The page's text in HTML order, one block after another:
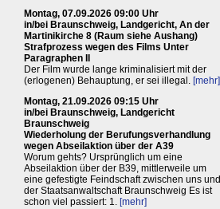
Montag, 07.09.2026 09:00 Uhr
in/bei Braunschweig, Landgericht, An der
Martinikirche 8 (Raum siehe Aushang)
Strafprozess wegen des Films Unter
Paragraphen II
Der Film wurde lange kriminalisiert mit der
(erlogenen) Behauptung, er sei illegal. [mehr]
Montag, 21.09.2026 09:15 Uhr
in/bei Braunschweig, Landgericht
Braunschweig
Wiederholung der Berufungsverhandlung
wegen Abseilaktion über der A39
Worum gehts? Ursprünglich um eine
Abseilaktion über der B39, mittlerweile um
eine gefestigte Feindschaft zwischen uns und
der Staatsanwaltschaft Braunschweig Es ist
schon viel passiert: 1. [mehr]